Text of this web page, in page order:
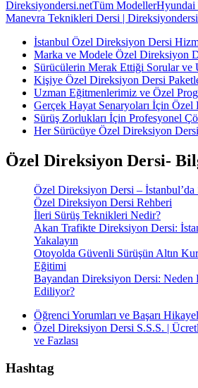
Direksiyondersi.netTüm ModellerHyundai
Manevra Teknikleri Dersi |
İstanbul Özel Direksiyon Dersi
Marka ve Modele Özel Direksiyon
Sürücülerin Merak Ettiği Sorular ve
Kişiye Özel Direksiyon Dersi
Uzman Eğitmenlerimiz ve Özel
Gerçek Hayat Senaryoları İçin
Sürüş Zorlukları İçin Profesyonel
Her Sürücüye Özel Direksiyon Dersi
Özel Direksiyon Dersi-
Özel Direksiyon Dersi – İstanbul’da
Özel Direksiyon Dersi Rehberi
İleri Sürüş Teknikleri Nedir?
Akan Trafikte Direksiyon Dersi:
Yakalayın
Otoyolda Güvenli Sürüşün Altın
Eğitimi
Bayandan Direksiyon Dersi:
Ediliyor?
Öğrenci Yorumları ve Başarı
Özel Direksiyon Dersi S.S.S. |
ve Fazlası
Hashtag